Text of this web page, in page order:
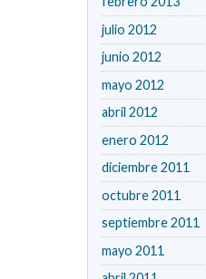
julio 2012
junio 2012
mayo 2012
abril 2012
enero 2012
diciembre 2011
octubre 2011
septiembre 2011
mayo 2011